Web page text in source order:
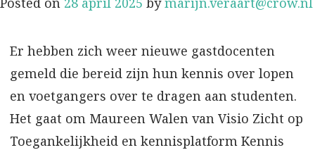
Er hebben zich weer nieuwe gastdocenten
gemeld die bereid zijn hun kennis over lopen
en voetgangers over te dragen aan studenten.
Het gaat om Maureen Walen van Visio Zicht op
Toegankelijkheid en kennisplatform Kennis